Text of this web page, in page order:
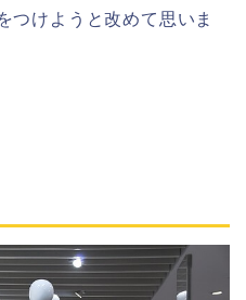
つけようと改めて思いま